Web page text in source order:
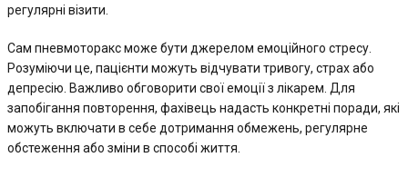
регулярні візити.
Сам пневмоторакс може бути джерелом емоційного стресу.
Розуміючи це, пацієнти можуть відчувати тривогу, страх або
депресію. Важливо обговорити свої емоції з лікарем. Для
запобігання повторення, фахівець надасть конкретні поради, які
можуть включати в себе дотримання обмежень, регулярне
обстеження або зміни в способі життя.